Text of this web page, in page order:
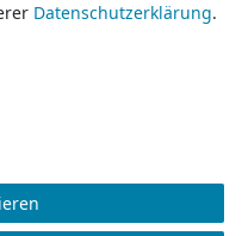
und 3 Bewertungsplattformen
Rechte vorbehalten.
Daten­schutz­erklärung.
Daten­schutz­erklärung.